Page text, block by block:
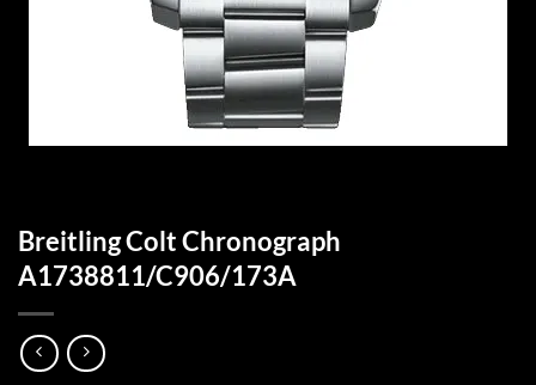
Breitling Colt Chronograph
A1738811/C906/173A